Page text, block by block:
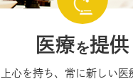
医療を提供
心を持ち、常に新しい医